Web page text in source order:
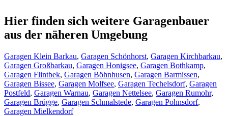
Hier finden sich weitere Garagenbauer
aus der näheren Umgebung
Garagen Klein Barkau, Garagen Schönhorst, Garagen Kirchbarkau,
Garagen Großbarkau, Garagen Honigsee, Garagen Bothkamp,
Garagen Flintbek, Garagen Böhnhusen, Garagen Barmissen,
Garagen Bissee, Garagen Molfsee, Garagen Techelsdorf, Garagen
Postfeld, Garagen Warnau, Garagen Nettelsee, Garagen Rumohr,
Garagen Brügge, Garagen Schmalstede, Garagen Pohnsdorf,
Garagen Mielkendorf